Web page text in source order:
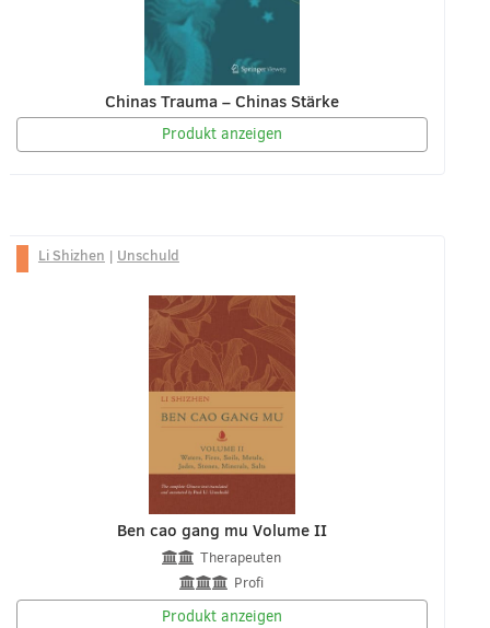
Chinas Trauma – Chinas Stärke
Produkt anzeigen
Li Shizhen | Unschuld
Ben cao gang mu Volume II
Therapeuten
Profi
Produkt anzeigen